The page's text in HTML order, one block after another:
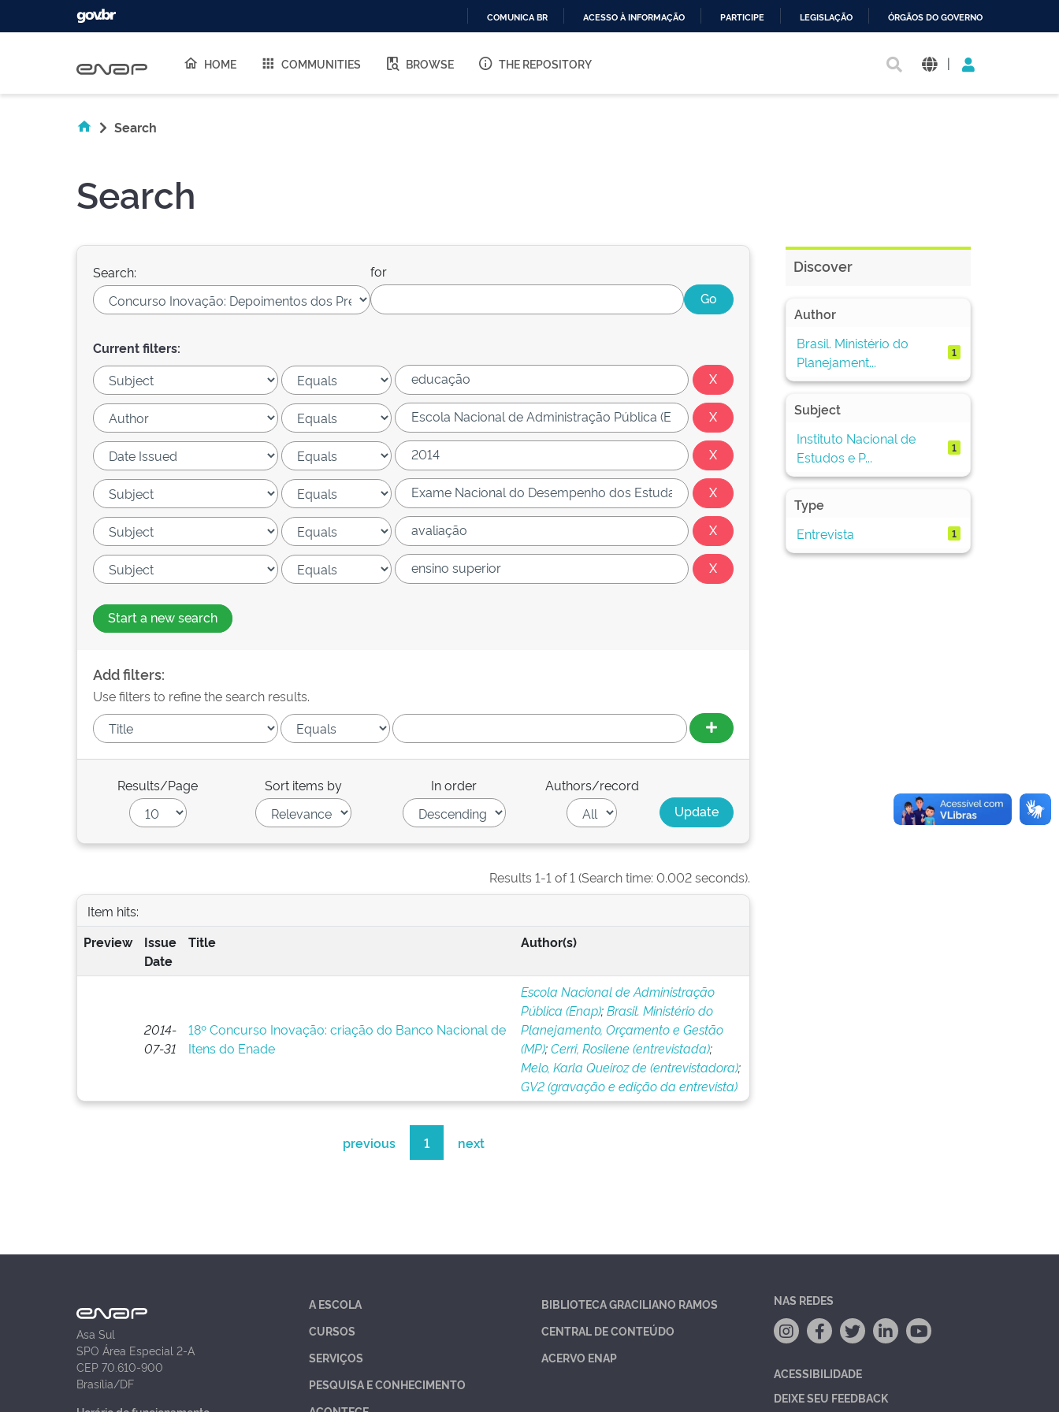
O
COMUNICA BR ACESSO À INFORMAÇÃO PARTICIPE LEGISLAÇÃO ÓRGÃOS DO GOVERNO
HOME COMMUNITIES BROWSE THE REPOSITORY |
Search
Search
Search: for
Current filters:
Start a new search
Add filters:
Use filters to refine the search results.
Results/Page Sort items by In order Authors/record
Results 1-1 of 1 (Search time: 0.002 seconds).
Item hits:
Preview
Issue
Date
Title Author(s)
2014-
07-31
18º Concurso Inovação: criação do Banco Nacional de
Itens do Enade
Escola Nacional de Administração
Pública (Enap);Brasil. Ministério do
Planejamento, Orçamento e Gestão
(MP);Cerri, Rosilene (entrevistada);
Melo, Karla Queiroz de (entrevistadora);
GV2 (gravação e edição da entrevista)
previous 1 next
Discover
Author
Brasil. Ministério do
Planejament...
1
Subject
Instituto Nacional de
Estudos e P...
1
Type
Entrevista
1
Asa Sul
SPO Área Especial 2-A
CEP 70.610-900
Brasília/DF
A ESCOLA
CURSOS
SERVIÇOS
PESQUISA E CONHECIMENTO
BIBLIOTECA GRACILIANO RAMOS
CENTRAL DE CONTEÚDO
ACERVO ENAP
NAS REDES
ACESSIBILIDADE
DEIXE SEU FEEDBACK